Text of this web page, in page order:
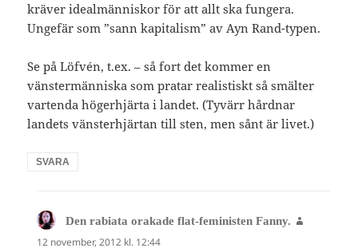
kräver idealmänniskor för att allt ska fungera.
Ungefär som ”sann kapitalism” av Ayn Rand-typen.
Se på Löfvén, t.ex. – så fort det kommer en
vänstermänniska som pratar realistiskt så smälter
vartenda högerhjärta i landet. (Tyvärr hårdnar
landets vänsterhjärtan till sten, men sånt är livet.)
SVARA
Den rabiata orakade flat-feministen Fanny.
12 november, 2012 kl. 12:44